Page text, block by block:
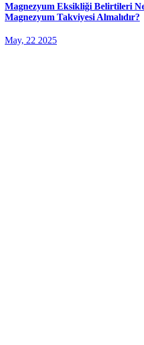
Magnezyum Eksikliği Belirtileri
Magnezyum Takviyesi Almalıdır?
May, 22 2025